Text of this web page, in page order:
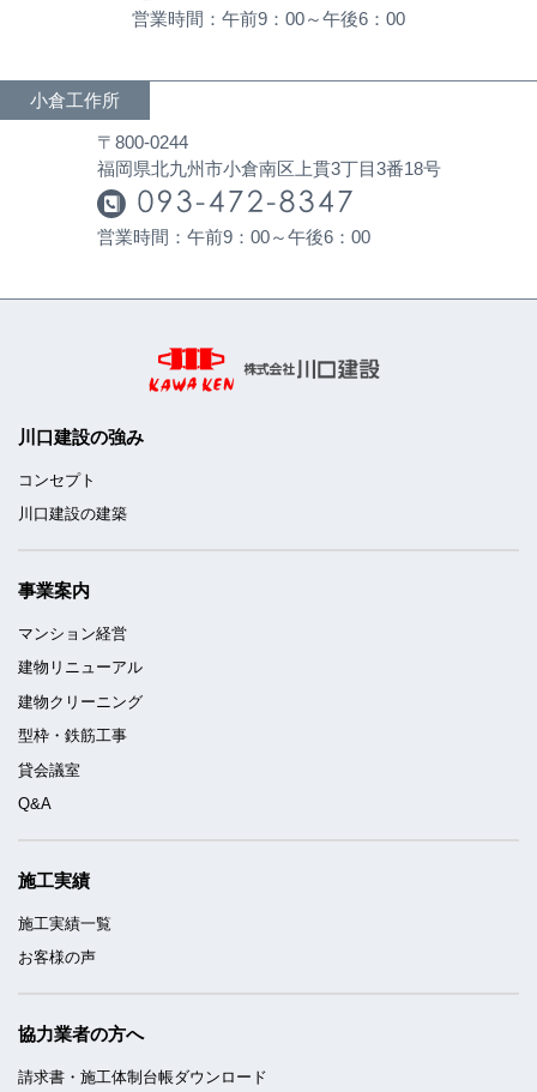
営業時間：午前9：00～午後6：00
小倉工作所
〒800-0244
福岡県北九州市小倉南区上貫3丁目3番18号
営業時間：午前9：00～午後6：00
川口建設の強み
コンセプト
川口建設の建築
事業案内
マンション経営
建物リニューアル
建物クリーニング
型枠・鉄筋工事
貸会議室
Q&A
施工実績
施工実績一覧
お客様の声
協力業者の方へ
請求書・施工体制台帳ダウンロード